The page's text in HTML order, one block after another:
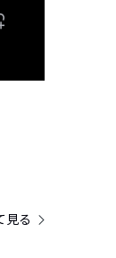
見る